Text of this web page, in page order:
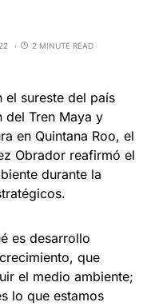
2 MINUTE READ
sureste del país
del Tren Maya y
en Quintana Roo, el
Obrador reafirmó el
durante la
es desarrollo
que
el medio ambiente;
lo que estamos